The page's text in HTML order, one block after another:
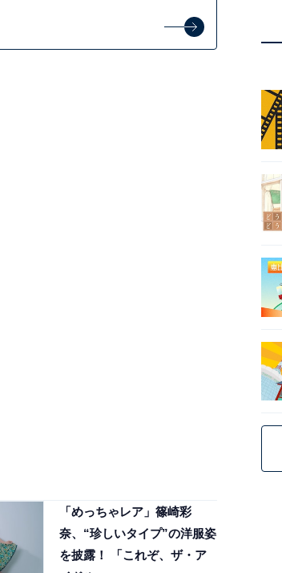
「めっちゃレア」篠崎彩
奈、“珍しいタイプ”の洋服姿
を披露！ 「これぞ、ザ・ア